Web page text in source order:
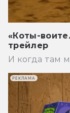
«Коты-
трейлер
И когда там
РЕКЛАМА